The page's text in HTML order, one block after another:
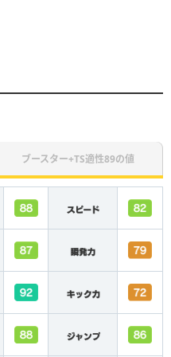
ブースター+TS適性89の値